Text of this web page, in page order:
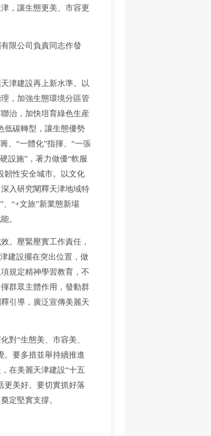
，讓生態更美、市容更
限公司負責同志作發
津建設再上新水準。以
，加強生態環境分區管
治，加快培育綠色生産
低碳轉型，讓生態優勢
、“一體化”指揮、“一張
設施”，著力做優“軟服
韌性安全城市。以文化
入研究闡釋天津地域特
“+文旅”新業態新場
。
。壓緊壓實工作責任，
建設擺在突出位置，做
規定精神學習教育，不
群眾主體作用，發動群
引導，廣泛宣傳美麗天
“生態美、市容美、
。要多措並舉持續推進
在美麗天津建設“十五
更美好。要切實抓好落
定堅實支撐。